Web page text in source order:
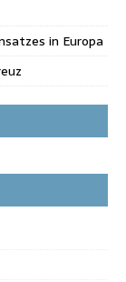
in Europa